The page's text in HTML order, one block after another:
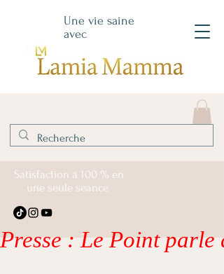
Une vie saine
avec
Satisfaction à 100 % en
une seule séance
Presse : Le Point